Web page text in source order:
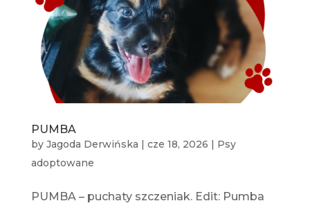
PUMBA
by Jagoda Derwińska | cze 18, 2026 | Psy
adoptowane
PUMBA – puchaty szczeniak. Edit: Pumba